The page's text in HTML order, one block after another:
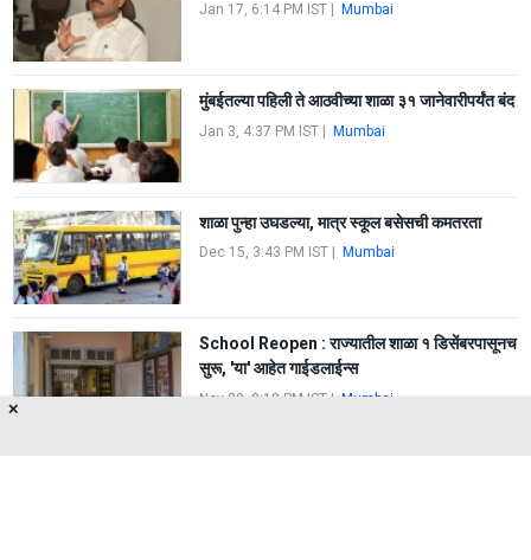
Jan 17, 6:14 PM IST| Mumbai
मुंबईतल्या पहिली ते आठवीच्या शाळा ३१ जानेवारीपर्यंत बंद
Jan 3, 4:37 PM IST| Mumbai
शाळा पुन्हा उघडल्या, मात्र स्कूल बसेसची कमतरता
Dec 15, 3:43 PM IST| Mumbai
School Reopen : राज्यातील शाळा १ डिसेंबरपासूनच
सुरू, 'या' आहेत गाईडलाईन्स
Nov 29, 8:18 PM IST| Mumbai
✕